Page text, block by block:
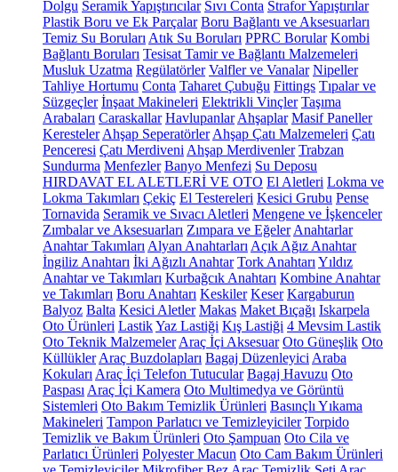
Dolgu Seramik Yapıştırıcılar Sıvı Conta Strafor Yapıştırılar
Plastik Boru ve Ek Parçalar Boru Bağlantı ve Aksesuarları
Temiz Su Boruları Atık Su Boruları PPRC Borular Kombi
Bağlantı Boruları Tesisat Tamir ve Bağlantı Malzemeleri
Musluk Uzatma Regülatörler Valfler ve Vanalar Nipeller
Tahliye Hortumu Conta Taharet Çubuğu Fittings Tıpalar ve
Süzgeçler İnşaat Makineleri Elektrikli Vinçler Taşıma
Arabaları Caraskallar Havlupanlar Ahşaplar Masif Paneller
Keresteler Ahşap Seperatörler Ahşap Çatı Malzemeleri Çatı
Penceresi Çatı Merdiveni Ahşap Merdivenler Trabzan
Sundurma Menfezler Banyo Menfezi Su Deposu
HIRDAVAT EL ALETLERİ VE OTO El Aletleri Lokma ve
Lokma Takımları Çekiç El Testereleri Kesici Grubu Pense
Tornavida Seramik ve Sıvacı Aletleri Mengene ve İşkenceler
Zımbalar ve Aksesuarları Zımpara ve Eğeler Anahtarlar
Anahtar Takımları Alyan Anahtarları Açık Ağız Anahtar
İngiliz Anahtarı İki Ağızlı Anahtar Tork Anahtarı Yıldız
Anahtar ve Takımları Kurbağcık Anahtarı Kombine Anahtar
ve Takımları Boru Anahtarı Keskiler Keser Kargaburun
Balyoz Balta Kesici Aletler Makas Maket Bıçağı Iskarpela
Oto Ürünleri LastikYaz Lastiği Kış Lastiği 4 Mevsim Lastik
Oto Teknik Malzemeler Araç İçi Aksesuar Oto Güneşlik Oto
Küllükler Araç Buzdolapları Bagaj Düzenleyici Araba
Kokuları Araç İçi Telefon Tutucular Bagaj Havuzu Oto
Paspası Araç İçi Kamera Oto Multimedya ve Görüntü
Sistemleri Oto Bakım Temizlik Ürünleri Basınçlı Yıkama
Makineleri Tampon Parlatıcı ve Temizleyiciler Torpido
Temizlik ve Bakım Ürünleri Oto Şampuan Oto Cila ve
Parlatıcı Ürünleri Polyester Macun Oto Cam Bakım Ürünleri